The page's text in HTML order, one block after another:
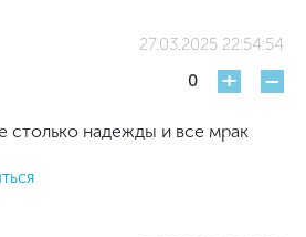
27.03.2025 22:54:54
0
+ -
столько надежды и все мрак